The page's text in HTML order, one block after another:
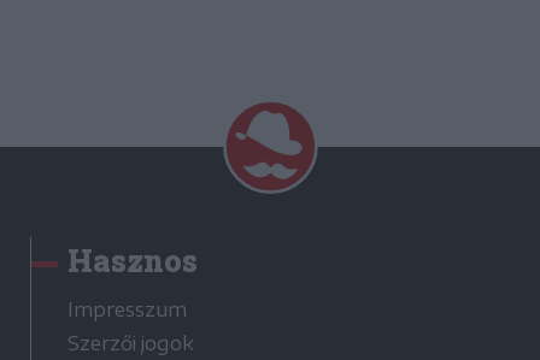
Hasznos
Impresszum
Szerzői jogok